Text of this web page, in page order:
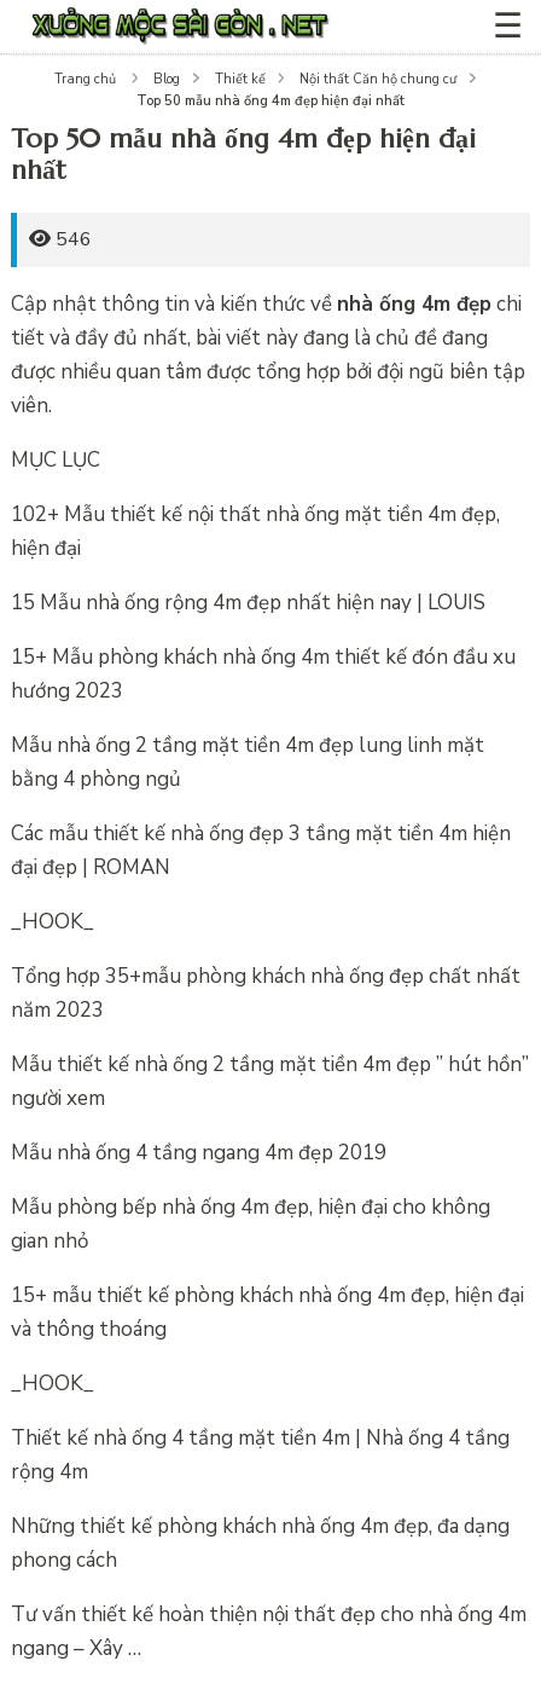
☰
Trang chủ Blog Thiết kế
Nội thất Căn hộ chung cư
Top 50 mẫu nhà ống 4m đẹp hiện đại nhất
Top 50 mẫu nhà ống 4m đẹp hiện đại
nhất
546
Cập nhật thông tin và kiến thức về nhà ống 4m đẹpchi
tiết và đầy đủ nhất, bài viết này đang là chủ đề đang
được nhiều quan tâm được tổng hợp bởi đội ngũ biên tập
viên.
MỤC LỤC
102+ Mẫu thiết kế nội thất nhà ống mặt tiền 4m đẹp,
hiện đại
15 Mẫu nhà ống rộng 4m đẹp nhất hiện nay | LOUIS
15+ Mẫu phòng khách nhà ống 4m thiết kế đón đầu xu
hướng 2023
Mẫu nhà ống 2 tầng mặt tiền 4m đẹp lung linh mặt
bằng 4 phòng ngủ
Các mẫu thiết kế nhà ống đẹp 3 tầng mặt tiền 4m hiện
đại đẹp | ROMAN
_HOOK_
Tổng hợp 35+mẫu phòng khách nhà ống đẹp chất nhất
năm 2023
Mẫu thiết kế nhà ống 2 tầng mặt tiền 4m đẹp ” hút hồn”
người xem
Mẫu nhà ống 4 tầng ngang 4m đẹp 2019
Mẫu phòng bếp nhà ống 4m đẹp, hiện đại cho không
gian nhỏ
15+ mẫu thiết kế phòng khách nhà ống 4m đẹp, hiện đại
và thông thoáng
_HOOK_
Thiết kế nhà ống 4 tầng mặt tiền 4m | Nhà ống 4 tầng
rộng 4m
Những thiết kế phòng khách nhà ống 4m đẹp, đa dạng
phong cách
Tư vấn thiết kế hoàn thiện nội thất đẹp cho nhà ống 4m
ngang – Xây …